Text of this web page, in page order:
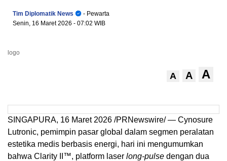
Tim Diplomatik News
- Pewarta
Senin, 16 Maret 2026 - 07:02 WIB
logo
A A A
SINGAPURA, 16 Maret 2026 /PRNewswire/ — Cynosure
Lutronic, pemimpin pasar global dalam segmen peralatan
estetika medis berbasis energi, hari ini mengumumkan
bahwa Clarity II™, platform laser long-pulse dengan dua